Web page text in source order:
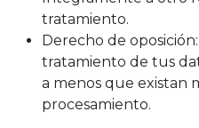
tratamiento.
Derecho de
tratamiento de tus
a menos que existan
procesamiento.